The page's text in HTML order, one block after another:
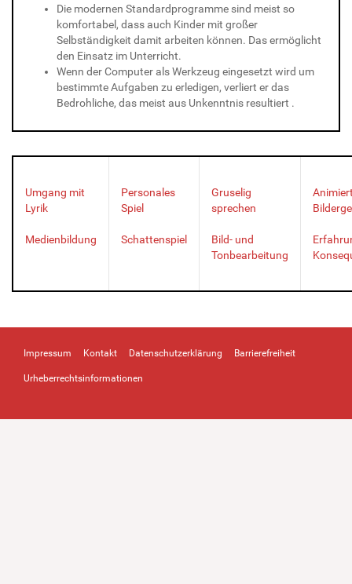
Die modernen Standardprogramme sind meist so
komfortabel, dass auch Kinder mit großer
Selbständigkeit damit arbeiten können. Das ermöglicht
den Einsatz im Unterricht.
Wenn der Computer als Werkzeug eingesetzt wird um
bestimmte Aufgaben zu erledigen, verliert er das
Bedrohliche, das meist aus Unkenntnis resultiert .
Umgang mit
Lyrik
Medienbildung
Personales
Spiel
Schattenspiel
Gruselig
sprechen
Bild- und
Tonbearbeitung
Impressum Kontakt Datenschutzerklärung Barrierefreiheit
Urheberrechtsinformationen